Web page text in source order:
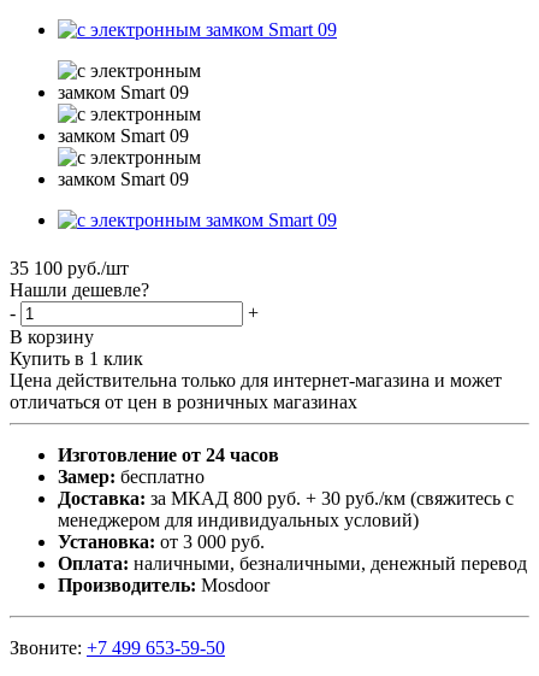
35 100 руб./шт
Нашли дешевле?
-
+
В корзину
Купить в 1 клик
Цена действительна только для интернет-магазина и может
отличаться от цен в розничных магазинах
Изготовление от 24 часов
Замер: бесплатно
Доставка: за МКАД 800 руб. + 30 руб./км (свяжитесь с
менеджером для индивидуальных условий)
Установка: от 3 000 руб.
Оплата: наличными, безналичными, денежный перевод
Производитель: Mosdoor
Звоните: +7 499 653-59-50